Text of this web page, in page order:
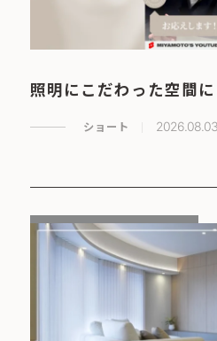
照明にこだわった空間に
ショート 2026.08.03